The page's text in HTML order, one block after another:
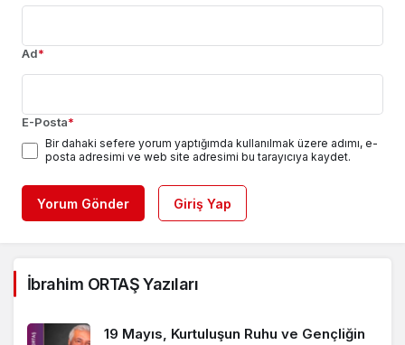
Ad*
E-Posta*
Bir dahaki sefere yorum yaptığımda kullanılmak üzere adımı, e-
posta adresimi ve web site adresimi bu tarayıcıya kaydet.
Yorum Gönder Giriş Yap
İbrahim ORTAŞ Yazıları
19 Mayıs, Kurtuluşun Ruhu ve Gençliğin